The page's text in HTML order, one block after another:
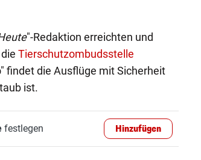
"-Redaktion erreichten und
Tierschutzombudsstelle
findet die Ausflüge mit Sicherheit
ist.
festlegen Hinzufügen